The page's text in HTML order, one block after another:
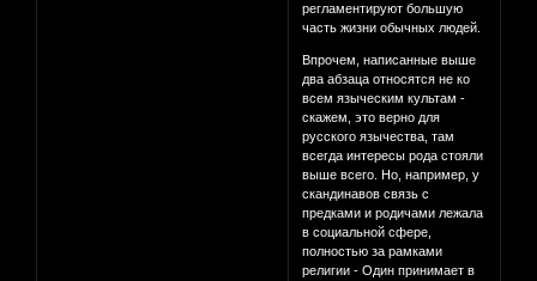
регламентируют большую
часть жизни обычных людей.
Впрочем, написанные выше
два абзаца относятся не ко
всем языческим культам -
скажем, это верно для
русского язычества, там
всегда интересы рода стояли
выше всего. Но, например, у
скандинавов связь с
предками и родичами лежала
в социальной сфере,
полностью за рамками
религии - Один принимает в